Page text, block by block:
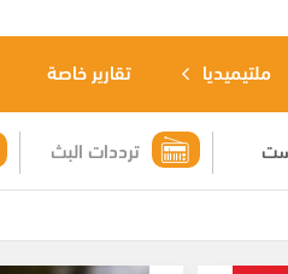
ملتيميديا تقارير خاصة
ترددات البث